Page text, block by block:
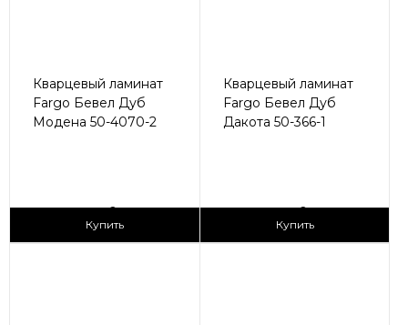
Кварцевый ламинат
Fargo Бевел Дуб
Модена 50-4070-2
2
Купить
Кварцевый ламинат
Fargo Бевел Дуб
Дакота 50-366-1
2
Купить